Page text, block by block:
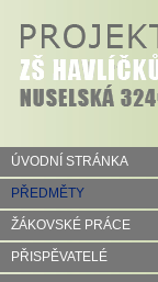
ÚVODNÍ STRÁNKA
PŘEDMĚTY
ŽÁKOVSKÉ PRÁCE
PŘISPĚVATELÉ